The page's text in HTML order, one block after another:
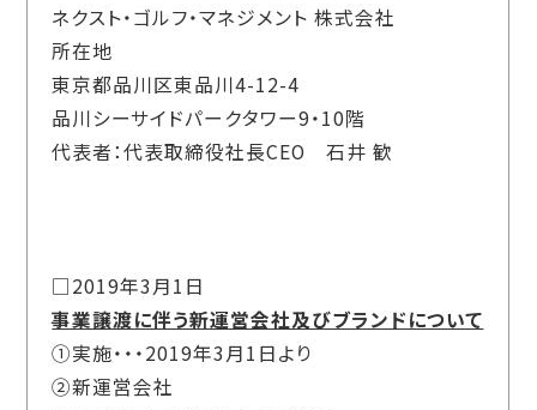
ネクスト・ゴルフ・マネジメント 株式会社
所在地
東京都品川区東品川4-12-4
品川シーサイドパークタワー9・10階
代表者：代表取締役社長CEO 石井 歓
□2019年3月1日
事業譲渡に伴う新運営会社及びブランドについて
①実施・・・2019年3月1日より
②新運営会社